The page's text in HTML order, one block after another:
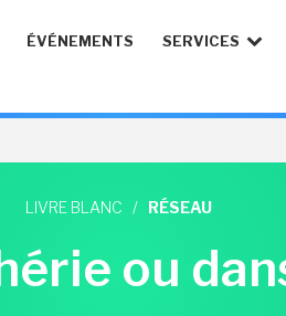
ÉVÉNEMENTS SERVICES
LIVRE BLANC / RÉSEAU
ou